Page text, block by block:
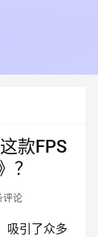
款FPS
？
评论
吸引了众多